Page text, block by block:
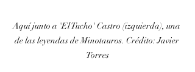
Aquí junto a 'El Tucho' Castro (izquierda), una
de las leyendas de Minotauros. Crédito: Javier
Torres